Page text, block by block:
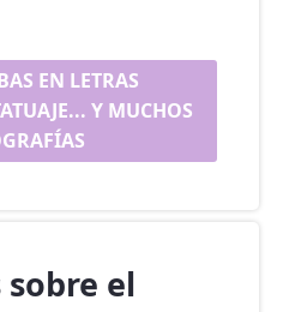
EN LETRAS
Y MUCHOS
el